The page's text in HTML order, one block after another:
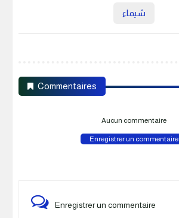
شيماء
Commentaires
Aucun commentaire
Enregistrer un commentaire
Enregistrer un commentaire